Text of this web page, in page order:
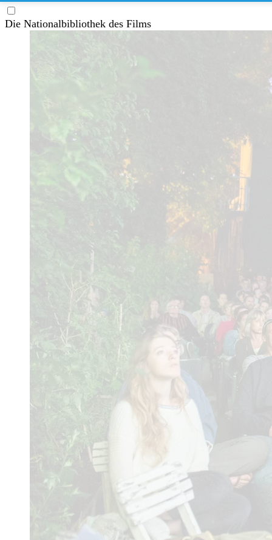
Die Nationalbibliothek des Films